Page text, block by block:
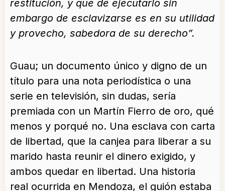
restitución, y que de ejecutarlo sin
embargo de esclavizarse es en su utilidad
y provecho, sabedora de su derecho”.
Guau; un documento único y digno de un
título para una nota periodística o una
serie en televisión, sin dudas, sería
premiada con un Martín Fierro de oro, qué
menos y porqué no. Una esclava con carta
de libertad, que la canjea para liberar a su
marido hasta reunir el dinero exigido, y
ambos quedar en libertad. Una historia
real ocurrida en Mendoza, el guión estaba